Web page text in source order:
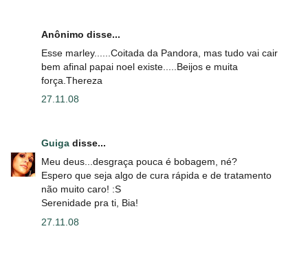
Anônimo disse...
Esse marley......Coitada da Pandora, mas tudo vai cair
bem afinal papai noel existe.....Beijos e muita
força.Thereza
27.11.08
Guiga disse...
Meu deus...desgraça pouca é bobagem, né?
Espero que seja algo de cura rápida e de tratamento
não muito caro! :S
Serenidade pra ti, Bia!
27.11.08